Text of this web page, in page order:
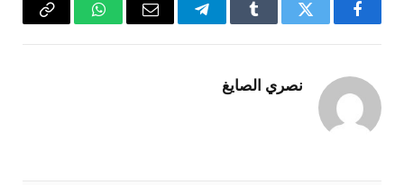
فيسبوكتويتر Tumblr تيلقرام البريد
واتسابCopy
نصري الصايغ